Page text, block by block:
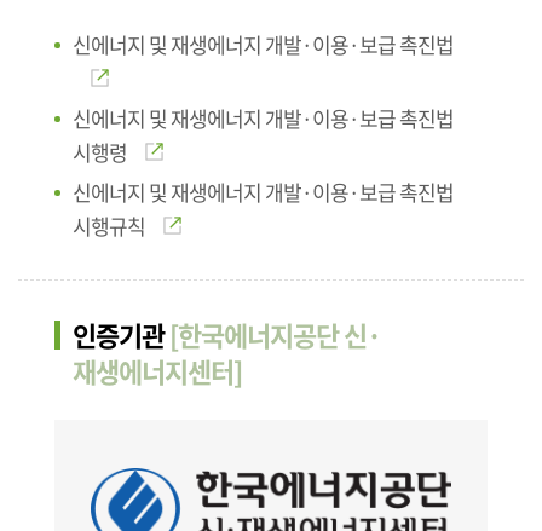
신에너지 및 재생에너지 개발·이용·보급 촉진법
신에너지 및 재생에너지 개발·이용·보급 촉진법
시행령
신에너지 및 재생에너지 개발·이용·보급 촉진법
시행규칙
인증기관[한국에너지공단 신·
재생에너지센터]